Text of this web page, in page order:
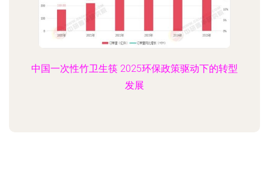
中国一次性竹卫生筷 2025环保政策驱动下的转型
发展